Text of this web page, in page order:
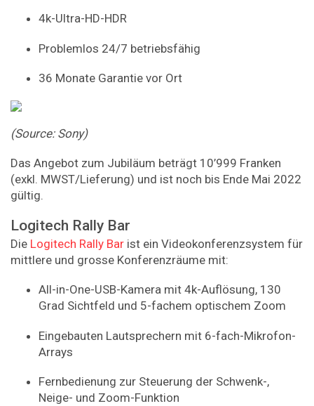
4k-Ultra-HD-HDR
Problemlos 24/7 betriebsfähig
36 Monate Garantie vor Ort
(Source: Sony)
Das Angebot zum Jubiläum beträgt 10’999 Franken
(exkl. MWST/Lieferung) und ist noch bis Ende Mai 2022
gültig.
Logitech Rally Bar
Die Logitech Rally Bar ist ein Videokonferenzsystem für
mittlere und grosse Konferenzräume mit:
All-in-One-USB-Kamera mit 4k-Auflösung, 130
Grad Sichtfeld und 5-fachem optischem Zoom
Eingebauten Lautsprechern mit 6-fach-Mikrofon-
Arrays
Fernbedienung zur Steuerung der Schwenk-,
Neige- und Zoom-Funktion